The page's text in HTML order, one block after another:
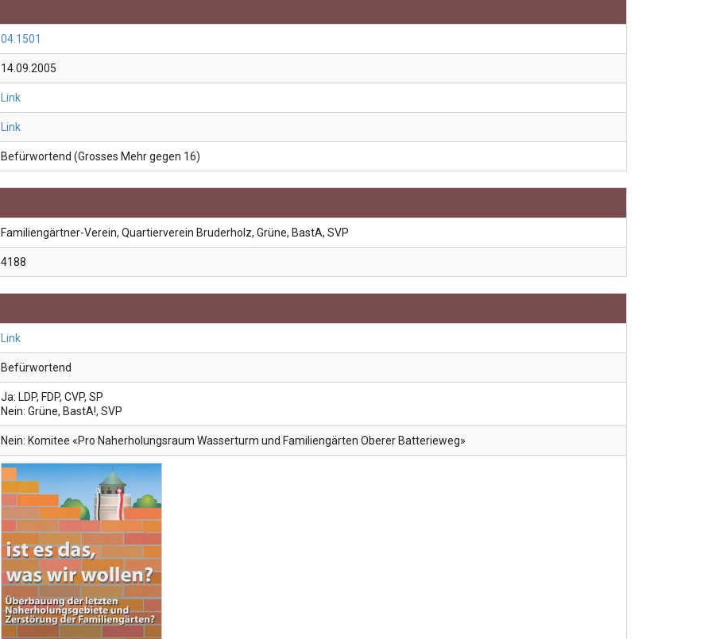
04.1501
14.09.2005
Link
Link
Befürwortend (Grosses Mehr gegen 16)
Familiengärtner-Verein, Quartierverein Bruderholz, Grüne, BastA, SVP
4188
Link
Befürwortend
Ja: LDP, FDP, CVP, SP
Nein: Grüne, BastA!, SVP
Nein: Komitee «Pro Naherholungsraum Wasserturm und Familiengärten Oberer Batterieweg»